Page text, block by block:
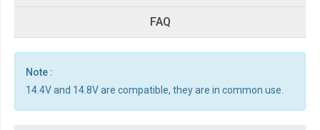
FAQ
Note :
14.4V and 14.8V are compatible, they are in common use.